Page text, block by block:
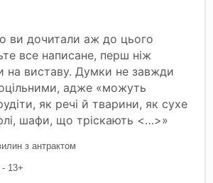
ви дочитали аж до цього
все написане, перш ніж
на виставу. Думки не завжди
адже «можуть
як речі й тварини, як сухе
шафи, що тріскають <…>»
з антрактом
- 13+